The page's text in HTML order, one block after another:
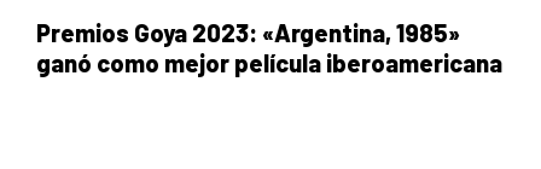
Premios Goya 2023: «Argentina, 1985»
ganó como mejor película iberoamericana